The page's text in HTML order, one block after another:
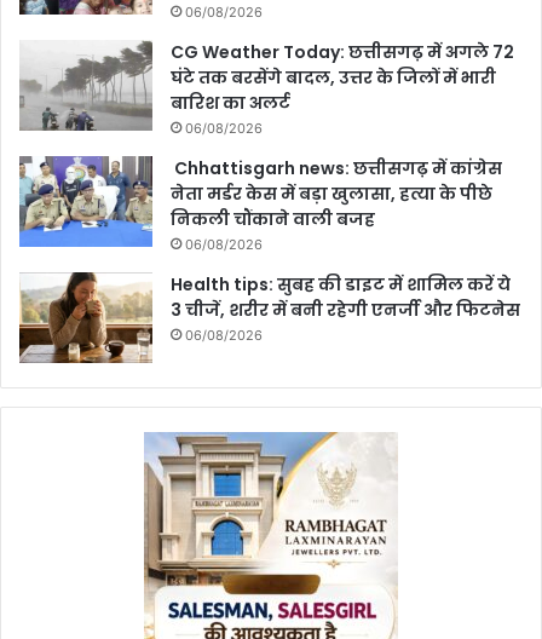
06/08/2026
CG Weather Today: छत्तीसगढ़ में अगले 72
घंटे तक बरसेंगे बादल, उत्तर के जिलों में भारी
बारिश का अलर्ट
06/08/2026
Chhattisgarh news: छत्तीसगढ़ में कांग्रेस
नेता मर्डर केस में बड़ा खुलासा, हत्या के पीछे
निकली चौंकाने वाली बजह
06/08/2026
Health tips: सुबह की डाइट में शामिल करें ये
3 चीजें, शरीर में बनी रहेगी एनर्जी और फिटनेस
06/08/2026